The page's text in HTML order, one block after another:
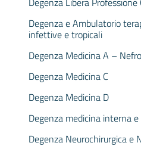
Degenza e Ambulatorio
infettive e tropicali
Degenza Medicina A –
Degenza Medicina C
Degenza Medicina D
Degenza medicina interna e
Degenza Neurochirurgica e